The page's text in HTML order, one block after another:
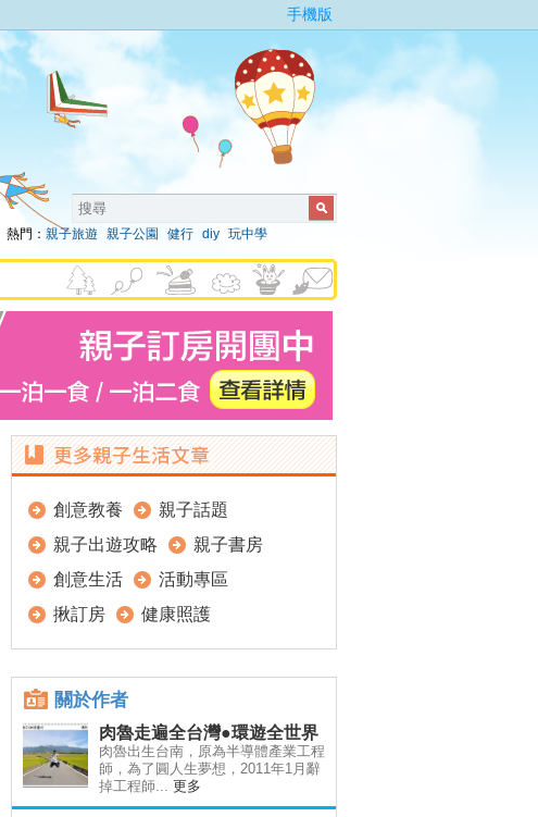
手機版
熱門： 親子旅遊 親子公園 健行 diy 玩中學
創意教養
親子話題
親子出遊攻略
親子書房
創意生活
活動專區
揪訂房
健康照護
關於作者
肉魯走遍全台灣●環遊全世界
肉魯出生台南，原為半導體產業工程
師，為了圓人生夢想，2011年1月辭
掉工程師... 更多